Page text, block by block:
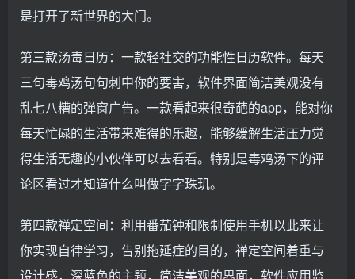
是打开了新世界的大门。
第三款汤毒日历：一款轻社交的功能性日历软件。每天
三句毒鸡汤句句刺中你的要害，软件界面简洁美观没有
乱七八糟的弹窗广告。一款看起来很奇葩的app，能对你
每天忙碌的生活带来难得的乐趣，能够缓解生活压力觉
得生活无趣的小伙伴可以去看看。特别是毒鸡汤下的评
论区看过才知道什么叫做字字珠玑。
第四款禅定空间：利用番茄钟和限制使用手机以此来让
你实现自律学习，告别拖延症的目的，禅定空间着重与